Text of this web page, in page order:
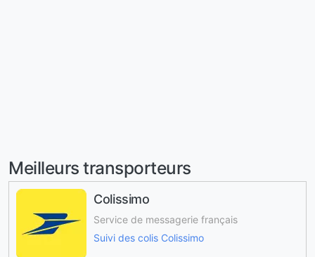
Meilleurs transporteurs
Colissimo
Service de messagerie français
Suivi des colis Colissimo